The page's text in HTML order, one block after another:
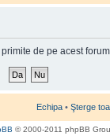
de pe acest
Echipa • Şterge
© 2000-2011 phpBB